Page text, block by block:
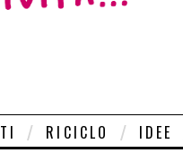
RICICLO IDEE